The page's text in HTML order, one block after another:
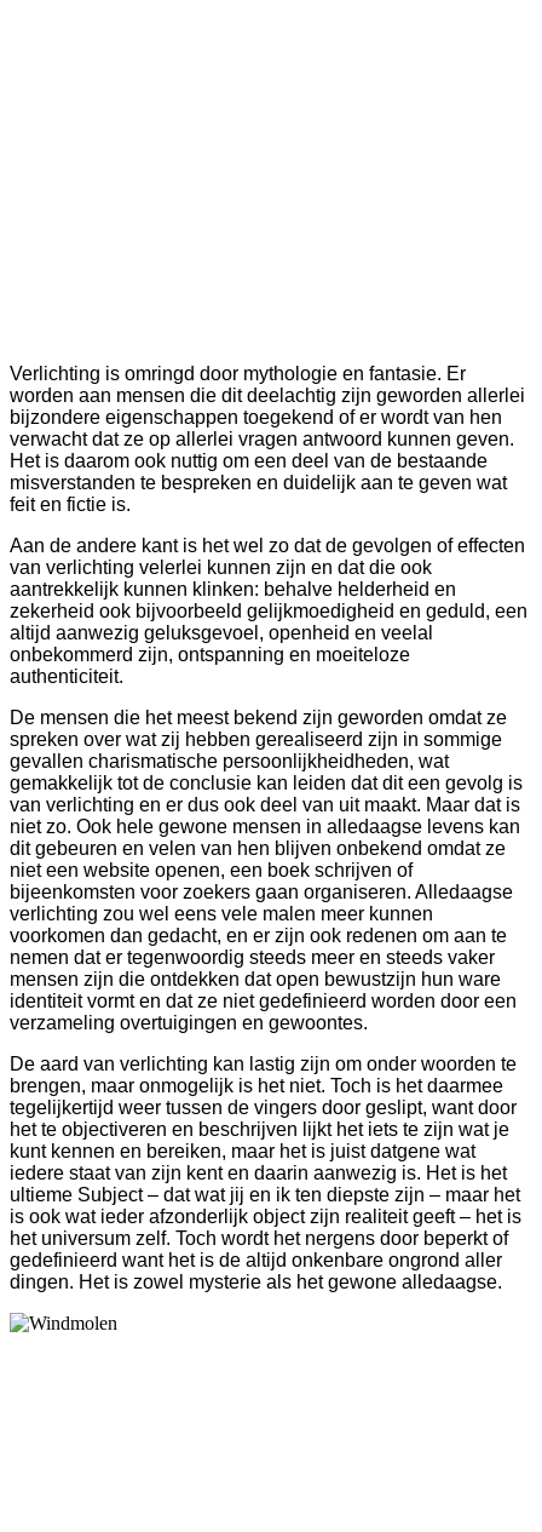
Verlichting is omringd door mythologie en fantasie. Er
worden aan mensen die dit deelachtig zijn geworden allerlei
bijzondere eigenschappen toegekend of er wordt van hen
verwacht dat ze op allerlei vragen antwoord kunnen geven.
Het is daarom ook nuttig om een deel van de bestaande
misverstanden te bespreken en duidelijk aan te geven wat
feit en fictie is.
Aan de andere kant is het wel zo dat de gevolgen of effecten
van verlichting velerlei kunnen zijn en dat die ook
aantrekkelijk kunnen klinken: behalve helderheid en
zekerheid ook bijvoorbeeld gelijkmoedigheid en geduld, een
altijd aanwezig geluksgevoel, openheid en veelal
onbekommerd zijn, ontspanning en moeiteloze
authenticiteit.
De mensen die het meest bekend zijn geworden omdat ze
spreken over wat zij hebben gerealiseerd zijn in sommige
gevallen charismatische persoonlijkheidheden, wat
gemakkelijk tot de conclusie kan leiden dat dit een gevolg is
van verlichting en er dus ook deel van uit maakt. Maar dat is
niet zo. Ook hele gewone mensen in alledaagse levens kan
dit gebeuren en velen van hen blijven onbekend omdat ze
niet een website openen, een boek schrijven of
bijeenkomsten voor zoekers gaan organiseren. Alledaagse
verlichting zou wel eens vele malen meer kunnen
voorkomen dan gedacht, en er zijn ook redenen om aan te
nemen dat er tegenwoordig steeds meer en steeds vaker
mensen zijn die ontdekken dat open bewustzijn hun ware
identiteit vormt en dat ze niet gedefinieerd worden door een
verzameling overtuigingen en gewoontes.
De aard van verlichting kan lastig zijn om onder woorden te
brengen, maar onmogelijk is het niet. Toch is het daarmee
tegelijkertijd weer tussen de vingers door geslipt, want door
het te objectiveren en beschrijven lijkt het iets te zijn wat je
kunt kennen en bereiken, maar het is juist datgene wat
iedere staat van zijn kent en daarin aanwezig is. Het is het
ultieme Subject – dat wat jij en ik ten diepste zijn – maar het
is ook wat ieder afzonderlijk object zijn realiteit geeft – het is
het universum zelf. Toch wordt het nergens door beperkt of
gedefinieerd want het is de altijd onkenbare ongrond aller
dingen. Het is zowel mysterie als het gewone alledaagse.